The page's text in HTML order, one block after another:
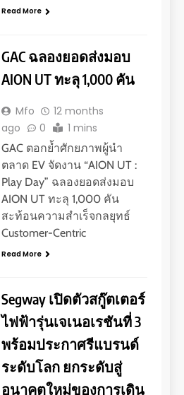
Read More
GAC ฉลองยอดส่งมอบ
AION UT ทะลุ 1,000 คัน
Mfo
12 months
ago
0 1 mins
GAC ตอกย้ำศักยภาพผู้นำ
ตลาด EV จัดงาน “AION UT :
Play Day” ฉลองยอดส่งมอบ
AION UT ทะลุ 1,000 คัน
สะท้อนความสำเร็จกลยุทธ์
Customer-Centric
Read More
Segway เปิดตัวสกู๊ตเตอร์
ไฟฟ้ารุ่นเจเนอเรชันที่ 3
พร้อมประกาศรีแบรนด์
ระดับโลก ยกระดับสู่
อนาคตใหม่ของการเดิน